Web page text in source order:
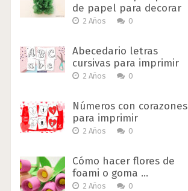
de papel para decorar
2 Años 0
Abecedario letras
cursivas para imprimir
2 Años 0
Números con corazones
para imprimir
2 Años 0
Cómo hacer flores de
foami o goma …
2 Años 0